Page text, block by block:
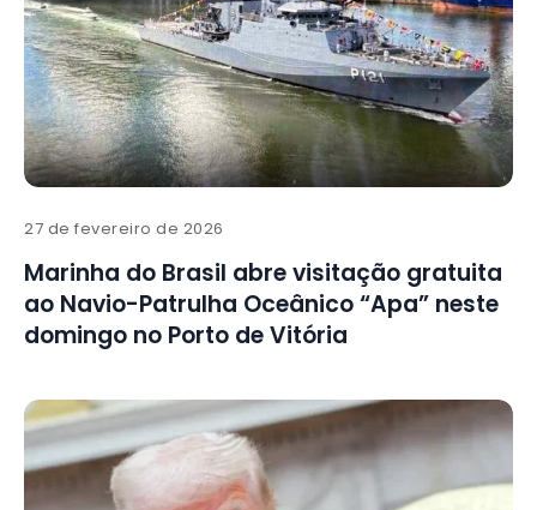
27 de fevereiro de 2026
Marinha do Brasil abre visitação gratuita
ao Navio-Patrulha Oceânico “Apa” neste
domingo no Porto de Vitória